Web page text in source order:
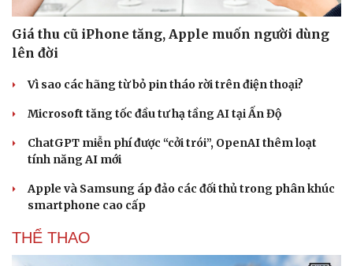
Giá thu cũ iPhone tăng, Apple muốn người dùng
lên đời
Vì sao các hãng từ bỏ pin tháo rời trên điện thoại?
Microsoft tăng tốc đầu tư hạ tầng AI tại Ấn Độ
ChatGPT miễn phí được “cởi trói”, OpenAI thêm loạt
tính năng AI mới
Apple và Samsung áp đảo các đối thủ trong phân khúc
smartphone cao cấp
THỂ THAO